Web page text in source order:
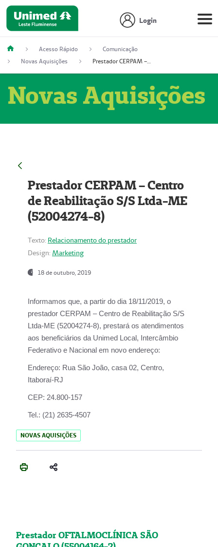
Login
Acesso Rápido
Comunicação
Novas Aquisições
Prestador CERPAM – Centro de Reabilitação S/S Ltda-ME (52004274-8)
Novas Aquisições
Prestador CERPAM – Centro
de Reabilitação S/S Ltda-ME
(52004274-8)
Texto: Relacionamento do prestador
Design: Marketing
18 de outubro, 2019
Informamos que, a partir do dia 18/11/2019, o
prestador CERPAM – Centro de Reabilitação S/S
Ltda-ME (52004274-8), prestará os atendimentos
aos beneficiários da Unimed Local, Intercâmbio
Federativo e Nacional em novo endereço:
Endereço: Rua São João, casa 02, Centro,
Itaboraí-RJ
CEP: 24.800-157
Tel.: (21) 2635-4507
NOVAS AQUISIÇÕES
Prestador OFTALMOCLÍNICA SÃO